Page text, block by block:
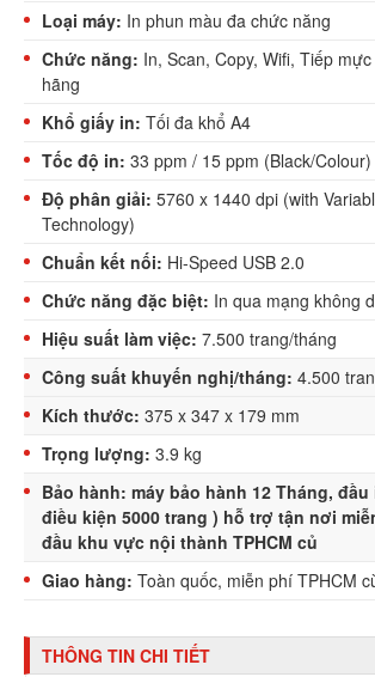
Loại máy: In phun màu đa chức năng
Chức năng: In, Scan, Copy, Wifi, Tiếp
hãng
Khổ giấy in: Tối đa khổ A4
Tốc độ in: 33 ppm / 15 ppm (Black/Colour)
Độ phân giải: 5760 x 1440 dpi (with
Technology)
Chuẩn kết nối: Hi-Speed USB 2.0
Chức năng đặc biệt: In qua mạng không
Hiệu suất làm việc: 7.500 trang/tháng
Công suất khuyến nghị/tháng: 4.500
Kích thước: 375 x 347 x 179 mm
Trọng lượng: 3.9 kg
Bảo hành: máy bảo hành 12 Tháng,
điều kiện 5000 trang ) hỗ trợ tận nơi
đầu khu vực nội thành TPHCM củ
Giao hàng: Toàn quốc, miễn phí TPHCM
THÔNG TIN CHI TIẾT